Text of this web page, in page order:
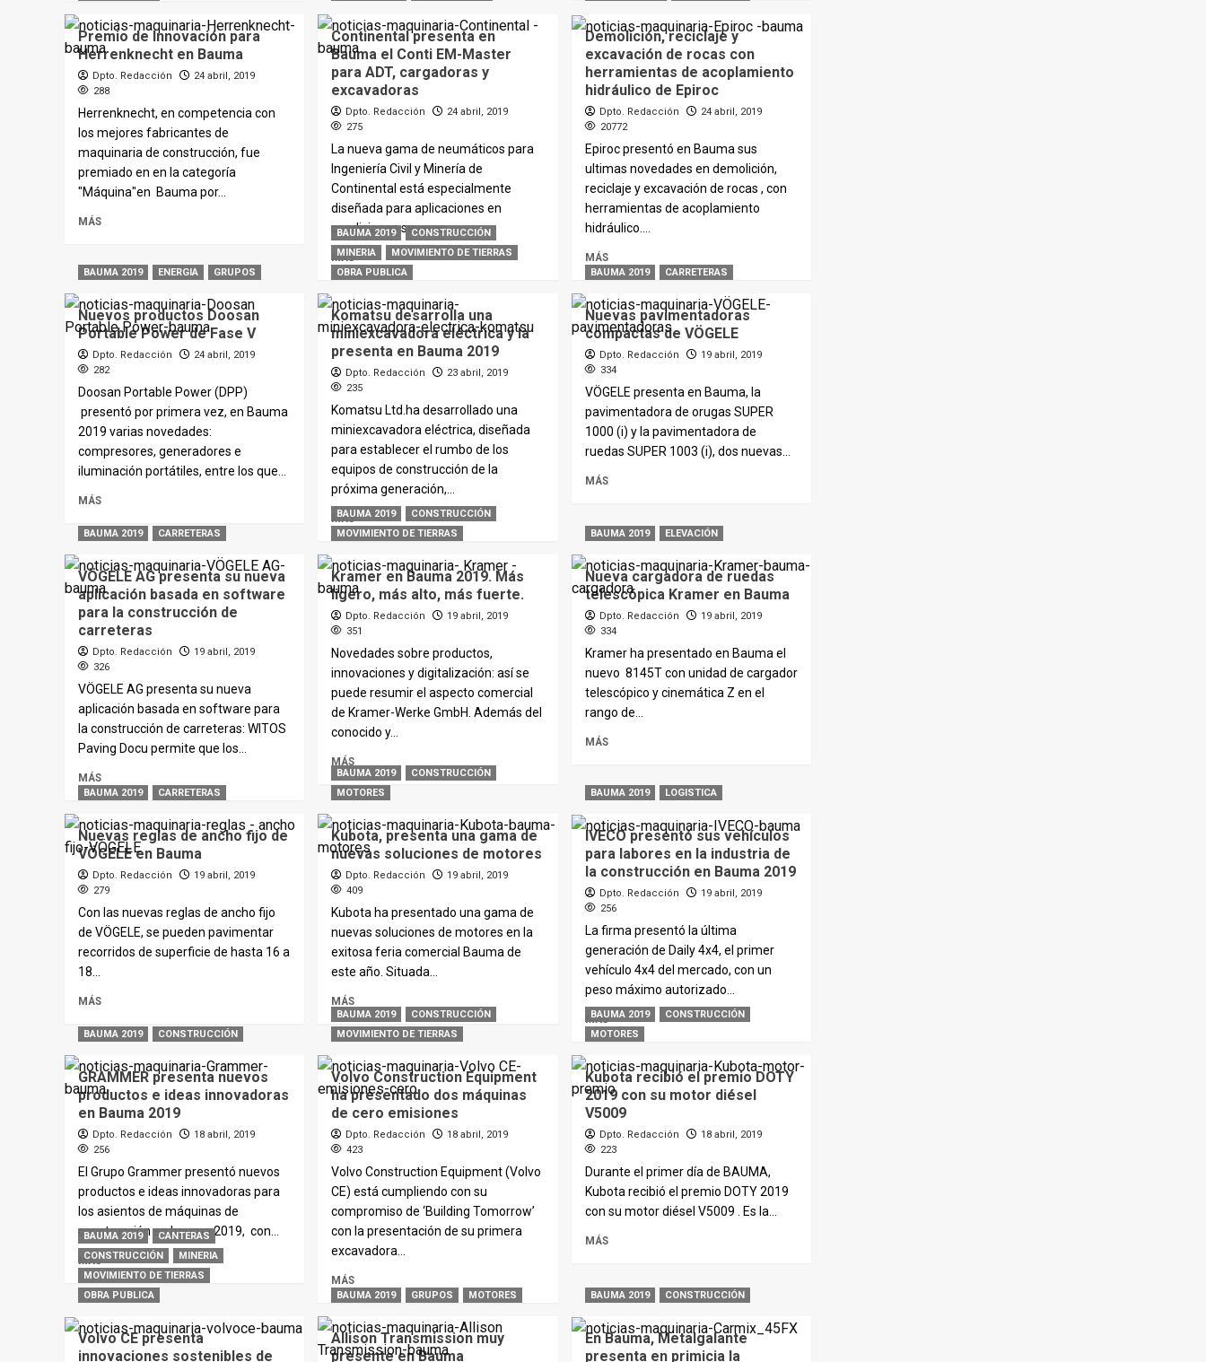
Premio de Innovación para
Herrenknecht en Bauma
Dpto. Redacción
24 abril, 2019
288
Herrenknecht, en competencia con
los mejores fabricantes de
maquinaria de construcción, fue
premiado en en la categoría
"Máquina"en Bauma por...
MÁS
Continental presenta en
Bauma el Conti EM-Master
para ADT, cargadoras y
excavadoras
Dpto. Redacción
24 abril, 2019
275
La nueva gama de neumáticos para
Ingeniería Civil y Minería de
Continental está especialmente
diseñada para aplicaciones en
condiciones severas...
MÁS
Demolición, reciclaje y
excavación de rocas con
herramientas de acoplamiento
hidráulico de Epiroc
Dpto. Redacción
24 abril, 2019
20772
Epiroc presentó en Bauma sus
ultimas novedades en demolición,
reciclaje y excavación de rocas , con
herramientas de acoplamiento
hidráulico....
MÁS
BAUMA 2019 ENERGIA GRUPOS
Nuevos productos Doosan
Portable Power de Fase V
Dpto. Redacción
24 abril, 2019
282
Doosan Portable Power (DPP)
presentó por primera vez, en Bauma
2019 varias novedades:
compresores, generadores e
iluminación portátiles, entre los que...
MÁS
BAUMA 2019
CONSTRUCCIÓN
MINERIA
MOVIMIENTO DE TIERRAS
OBRA PUBLICA
Komatsu desarrolla una
miniexcavadora eléctrica y la
presenta en Bauma 2019
Dpto. Redacción
23 abril, 2019
235
Komatsu Ltd.ha desarrollado una
miniexcavadora eléctrica, diseñada
para establecer el rumbo de los
equipos de construcción de la
próxima generación,...
MÁS
BAUMA 2019 CARRETERAS
Nuevas pavimentadoras
compactas de VÖGELE
Dpto. Redacción
19 abril, 2019
334
VÖGELE presenta en Bauma, la
pavimentadora de orugas SUPER
1000 (i) y la pavimentadora de
ruedas SUPER 1003 (i), dos nuevas...
MÁS
BAUMA 2019 CARRETERAS
VÖGELE AG presenta su nueva
aplicación basada en software
para la construcción de
carreteras
Dpto. Redacción
19 abril, 2019
326
VÖGELE AG presenta su nueva
aplicación basada en software para
la construcción de carreteras: WITOS
Paving Docu permite que los...
MÁS
BAUMA 2019
CONSTRUCCIÓN
MOVIMIENTO DE TIERRAS
Kramer en Bauma 2019. Más
ligero, más alto, más fuerte.
Dpto. Redacción
19 abril, 2019
351
Novedades sobre productos,
innovaciones y digitalización: así se
puede resumir el aspecto comercial
de Kramer-Werke GmbH. Además del
conocido y...
MÁS
BAUMA 2019 ELEVACIÓN
Nueva cargadora de ruedas
telescópica Kramer en Bauma
Dpto. Redacción
19 abril, 2019
334
Kramer ha presentado en Bauma el
nuevo 8145T con unidad de cargador
telescópico y cinemática Z en el
rango de...
MÁS
BAUMA 2019 CARRETERAS
Nuevas reglas de ancho fijo de
VÖGELE en Bauma
Dpto. Redacción
19 abril, 2019
279
Con las nuevas reglas de ancho fijo
de VÖGELE, se pueden pavimentar
recorridos de superficie de hasta 16 a
18...
MÁS
BAUMA 2019
CONSTRUCCIÓN
MOTORES
Kubota, presenta una gama de
nuevas soluciones de motores
Dpto. Redacción
19 abril, 2019
409
Kubota ha presentado una gama de
nuevas soluciones de motores en la
exitosa feria comercial Bauma de
este año. Situada...
MÁS
BAUMA 2019 LOGISTICA
IVECO presentó sus vehículos
para labores en la industria de
la construcción en Bauma 2019
Dpto. Redacción
19 abril, 2019
256
La firma presentó la última
generación de Daily 4x4, el primer
vehículo 4x4 del mercado, con un
peso máximo autorizado...
MÁS
BAUMA 2019 CONSTRUCCIÓN
GRAMMER presenta nuevos
productos e ideas innovadoras
en Bauma 2019
Dpto. Redacción
18 abril, 2019
256
El Grupo Grammer presentó nuevos
productos e ideas innovadoras para
los asientos de máquinas de
construcción en bauma 2019, con...
MÁS
BAUMA 2019
CONSTRUCCIÓN
MOVIMIENTO DE TIERRAS
Volvo Construction Equipment
ha presentado dos máquinas
de cero emisiones
Dpto. Redacción
18 abril, 2019
423
Volvo Construction Equipment (Volvo
CE) está cumpliendo con su
compromiso de ‘Building Tomorrow’
con la presentación de su primera
excavadora...
MÁS
BAUMA 2019
CONSTRUCCIÓN
MOTORES
Kubota recibió el premio DOTY
2019 con su motor diésel
V5009
Dpto. Redacción
18 abril, 2019
223
Durante el primer día de BAUMA,
Kubota recibió el premio DOTY 2019
con su motor diésel V5009 . Es la...
MÁS
BAUMA 2019
CANTERAS
CONSTRUCCIÓN
MINERIA
MOVIMIENTO DE TIERRAS
OBRA PUBLICA
Volvo CE presenta
innovaciones sostenibles de
BAUMA 2019 GRUPOS MOTORES
Allison Transmission muy
presente en Bauma
BAUMA 2019 CONSTRUCCIÓN
En Bauma, Metalgalante
presenta en primicia la